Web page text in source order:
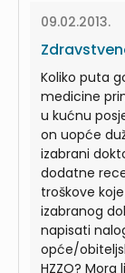
09.02.2013.
Koliko puta
medicine
u kućnu
on uopće
izabrani
dodatne
troškove
izabranog
napisati
opće/
HZZO?